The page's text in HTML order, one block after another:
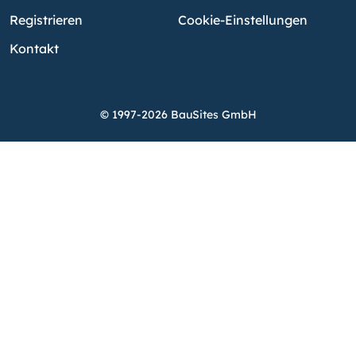
Registrieren
Kontakt
Cookie-Einstellungen
© 1997-2026 BauSites GmbH